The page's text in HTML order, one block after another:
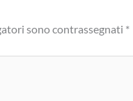
sono contrassegnati *